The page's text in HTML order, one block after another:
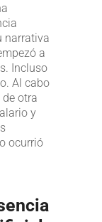
narrativa
a
Incluso
Al cabo
otra
y
ocurrió